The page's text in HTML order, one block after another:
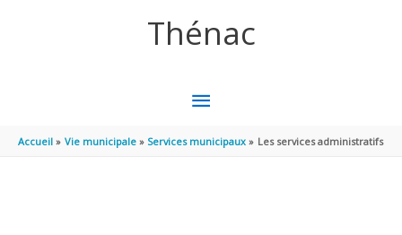
Thénac
MENU
PRINCIPAL
Accueil Vie municipale Services municipaux Les services administratifs